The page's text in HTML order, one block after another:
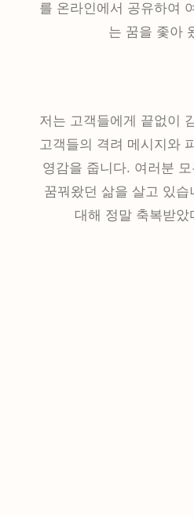
를 온라인에서 공유하여
는 꿈을 좇아
저는 고객들에게 끝없이
고객들의 격려 메시지와
영감을 줍니다. 여러분
꿈꿔왔던 삶을 살고 있습
대해 정말 축복받았